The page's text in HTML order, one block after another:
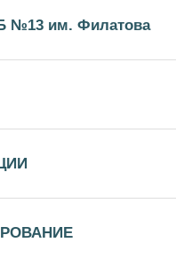
№13 им. Филатова